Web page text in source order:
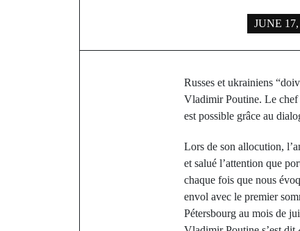
JUNE
Russes et ukrainiens
Vladimir Poutine. Le chef
est possible grâce au
Lors de son allocution,
et salué l’attention que
chaque fois que nous
envol avec le premier
Pétersbourg au mois de